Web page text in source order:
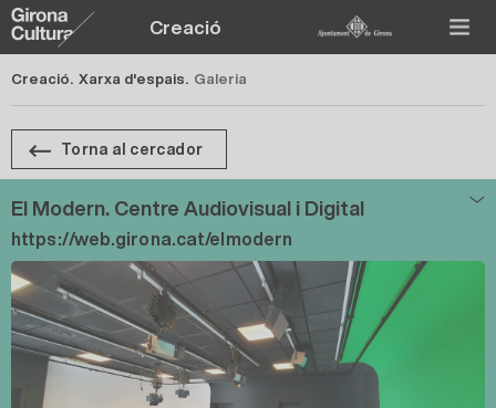
Creació
Creació. Xarxa d'espais. Galeria
Torna al cercador
El Modern. Centre Audiovisual i Digital
https://web.girona.cat/elmodern